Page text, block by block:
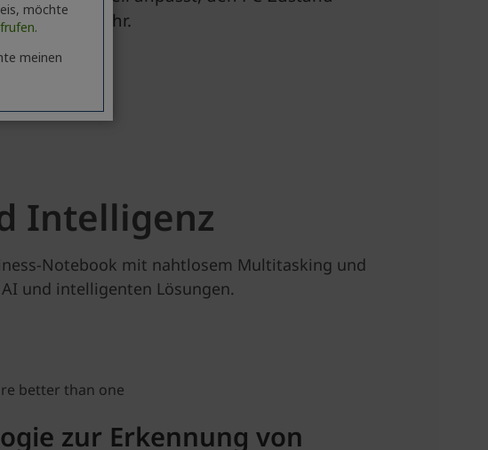
möchte
meinen